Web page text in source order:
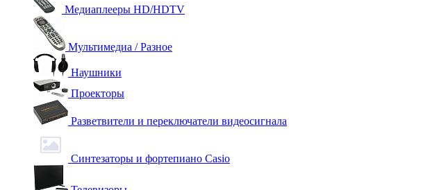
Медиаплееры HD/HDTV
Мультимедиа / Разное
Наушники
Проекторы
Разветвители и переключатели видеосигнала
Синтезаторы и фортепиано Casio